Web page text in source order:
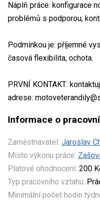
Náplň práce: konfigurace
problémů s podporou,
Podmínkou je: příjemné
časová flexibilita, ochota.
PRVNÍ KONTAKT:
adrese:
Informace o
Zaměstnavatel: Jaroslav
Místo výkonu práce:
Platové ohodnocení: 200
Typ pracovního vztahu:
Minimální počet hodin